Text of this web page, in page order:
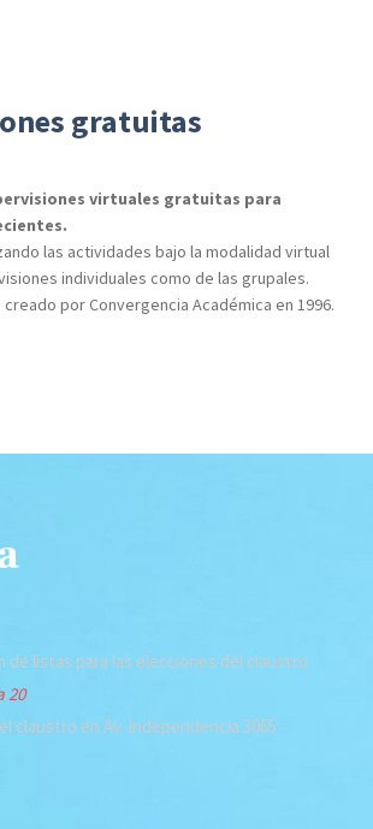
gratuitas
virtuales gratuitas para
las actividades bajo la modalidad virtual
individuales como de las grupales.
creado por Convergencia Académica en 1996.
de listas para las elecciones del claustro
20
claustro en Av. Independencia 3065